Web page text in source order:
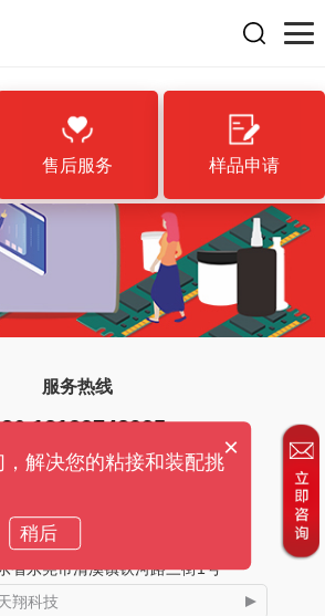
售后服务 样品申请
服务热线
18123748935
marketing@txbond.com
省东莞市清溪镇铁河路三街1号
翔科技
×
，解决您的粘接和装配挑
稍后